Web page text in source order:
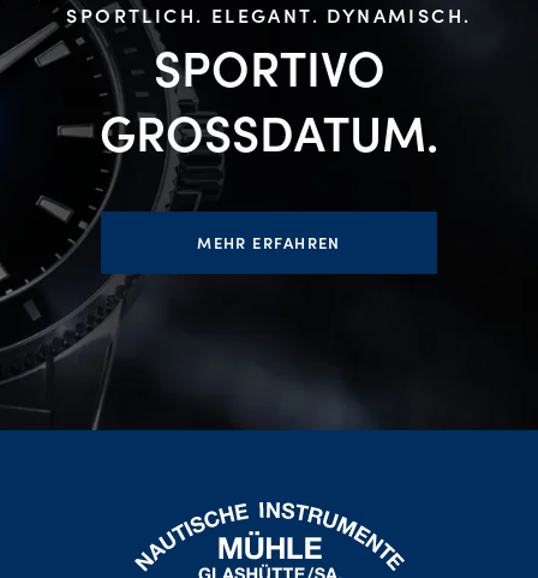
SPORTLICH. ELEGANT. DYNAMISCH.
SPORTIVO
GROSSDATUM.
MEHR ERFAHREN